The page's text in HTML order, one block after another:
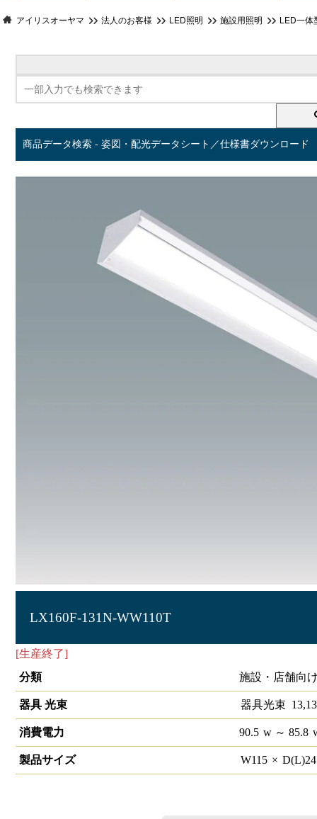
アイリスオーヤマ 法人のお客様 LED照明 施設用照明 LED一体
商品データ検索 - 姿図・配光データシート／仕様書ダウンロード
LX160F-131N-WW110T
[生産終了]
分類
施設・店舗向
器具 光束 器具光束
消費電力 90.5 w～ 85.8
製品サイズ W115 × D(L)